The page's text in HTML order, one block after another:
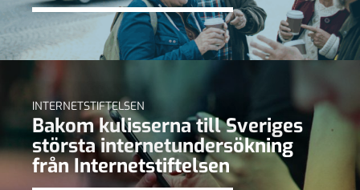
INTERNETSTIFTELSEN
Bakom kulisserna till Sveriges
största internetundersökning
från Internetstiftelsen